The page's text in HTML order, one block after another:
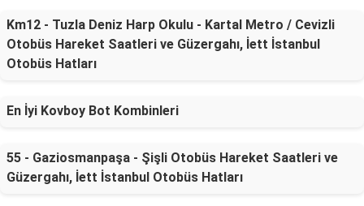
Km12 - Tuzla Deniz Harp Okulu - Kartal Metro / Cevizli
Otobüs Hareket Saatleri ve Güzergahı, İett İstanbul
Otobüs Hatları
En İyi Kovboy Bot Kombinleri
55 - Gaziosmanpaşa - Şişli Otobüs Hareket Saatleri ve
Güzergahı, İett İstanbul Otobüs Hatları